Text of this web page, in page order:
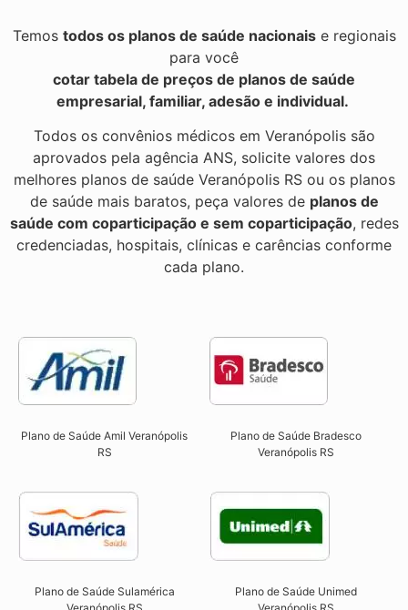
Temos todos os planos de saúde nacionaise regionais
para você
cotar tabela de preços de planos de saúde
empresarial, familiar, adesão e individual.
Todos os convênios médicos em Veranópolis são
aprovados pela agência ANS, solicite valores dos
melhores planos de saúde Veranópolis RS ou os planos
de saúde mais baratos, peça valores de planos de
saúde com coparticipação e sem coparticipação, redes
credenciadas, hospitais, clínicas e carências conforme
cada plano.
Plano de Saúde Amil Veranópolis
RS
Plano de Saúde Bradesco
Veranópolis RS
Plano de Saúde Sulamérica
Plano de Saúde Unimed